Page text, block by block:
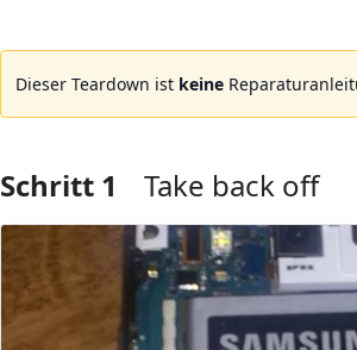
Dieser Teardown ist keine
Schritt 1 Take back off